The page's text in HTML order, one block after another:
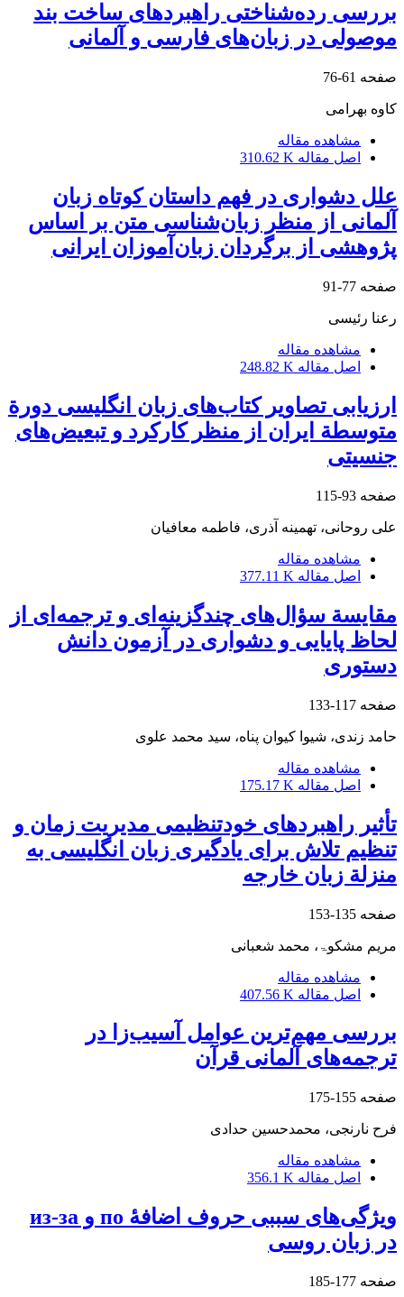
بررسی رده‌شناختی راهبردهای ساخت بند
موصولی در زبان‌های فارسی و آلمانی
صفحه 61-76
کاوه بهرامی
مشاهده مقاله
اصل مقاله 310.62 K
علل دشواری در فهم داستان کوتاه زبان
آلمانی از منظر زبان‌شناسی متن بر اساس
پژوهشی از برگردان زبان‌آموزان ایرانی
صفحه 77-91
رعنا رئیسی
مشاهده مقاله
اصل مقاله 248.82 K
ارزیابی تصاویر کتاب‌های زبان انگلیسی دورة
متوسطة ایران از منظر کارکرد و تبعیض‌های
جنسیتی
صفحه 93-115
علی روحانی، تهمینه آذری، فاطمه معافیان
مشاهده مقاله
اصل مقاله 377.11 K
مقایسة سؤال‌های چندگزینه‌ای و ترجمه‌ای از
لحاظ پایایی و دشواری در آزمون دانش
دستوری
صفحه 117-133
حامد زندی، شیوا کیوان پناه، سید محمد علوی
مشاهده مقاله
اصل مقاله 175.17 K
تأثیر راهبردهای خودتنظیمی مدیریت زمان و
تنظیم تلاش برای یادگیری زبان انگلیسی به
منزلة زبان خارجه
صفحه 135-153
مریم مشکوۃ، محمد شعبانی
مشاهده مقاله
اصل مقاله 407.56 K
بررسی مهم‌ترین عوامل آسیب‌زا در
ترجمه‌های آلمانی قرآن
صفحه 155-175
فرح نارنجی، محمدحسین حدادی
مشاهده مقاله
اصل مقاله 356.1 K
ویژگی‌های سببی حروف اضافۀ по و из-за
در زبان روسی
صفحه 177-185